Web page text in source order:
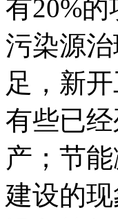
有20%
污染源
足，新
有些已
产；节
建设的